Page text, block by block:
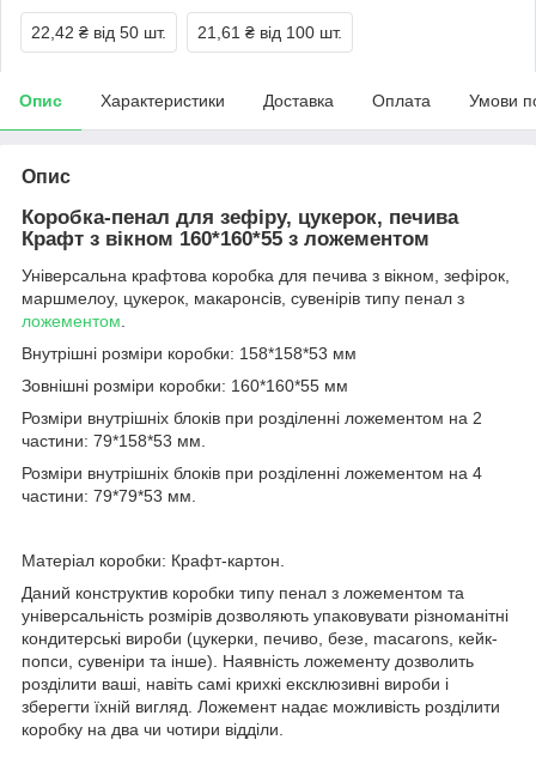
22,42 ₴ від 50 шт. 21,61 ₴ від 100 шт.
Опис Характеристики Доставка Оплата Умови
Опис
Коробка-пенал для зефіру, цукерок, печива
Крафт з вікном 160*160*55 з ложементом
Універсальна крафтова коробка для печива з вікном, зефірок,
маршмелоу, цукерок, макаронсів, сувенірів типу пенал з
ложементом
Внутрішні розміри коробки: 158*158*53 мм
Зовнішні розміри коробки: 160*160*55 мм
Розміри внутрішніх блоків при розділенні ложементом на 2
частини: 79*158*53 мм.
Розміри внутрішніх блоків при розділенні ложементом на 4
частини: 79*79*53 мм.
Матеріал коробки: Крафт-картон.
Даний конструктив коробки типу пенал з ложементом та
універсальність розмірів дозволяють упаковувати різноманітні
кондитерські вироби (цукерки, печиво, безе, macarons, кейк-
попси, сувеніри та інше). Наявність ложементу дозволить
розділити ваші, навіть самі крихкі ексклюзивні вироби і
зберегти їхній вигляд. Ложемент надає можливість розділити
коробку на два чи чотири відділи.